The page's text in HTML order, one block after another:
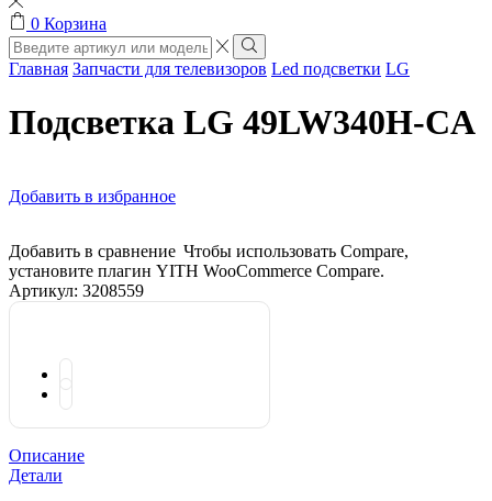
0 Корзина
Поиск
ввода
Поиск
Главная Запчасти для телевизоров Led подсветки LG
Подсветка LG 49LW340H-CA
Добавить в избранное
Добавить в сравнение Чтобы использовать Compare,
установите плагин YITH WooCommerce Compare.
Артикул: 3208559
Описание
Детали